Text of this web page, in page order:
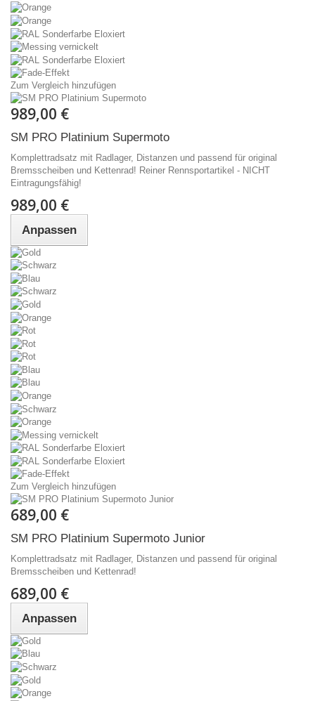
Zum Vergleich hinzufügen
989,00 €
SM PRO Platinium Supermoto
Komplettradsatz mit Radlager, Distanzen und passend für original
Bremsscheiben und Kettenrad! Reiner Rennsportartikel - NICHT
Eintragungsfähig!
989,00 €
Anpassen
Zum Vergleich hinzufügen
689,00 €
SM PRO Platinium Supermoto Junior
Komplettradsatz mit Radlager, Distanzen und passend für original
Bremsscheiben und Kettenrad!
689,00 €
Anpassen